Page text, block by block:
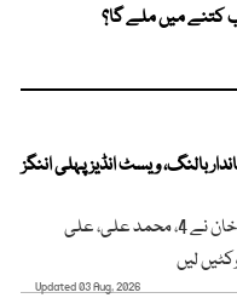
کتنے میں ملے گا؟
بالنگ، ویسٹ انڈیز پہلی اننگز
پاکستان کی جانب سے ساجد خان نے 4، محمد علی، علی
لیں
Updated 03 Aug, 2026